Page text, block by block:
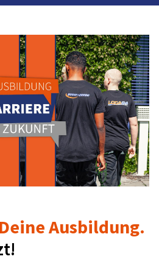
Vollzeit ab sofort
und Zusteller! 🚚💥
sein und dabei wichtige Päckchen
zu bringen? Dann haben wir den
Teil unseres Teams und sorge
schnell ankommt. 📦✨
erfahren
Deine Ausbildung.